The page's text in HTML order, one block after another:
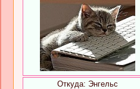
Откуда: Энгельс